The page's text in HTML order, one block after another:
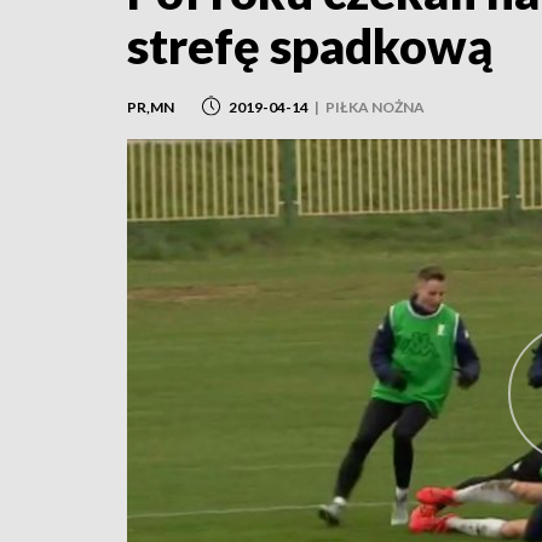
strefę spadkową
PR,MN 2019-04-14 | PIŁKA NOŻNA